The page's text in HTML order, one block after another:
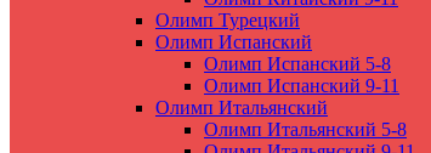
Олимп Турецкий
Олимп Испанский
Олимп Испанский 5-8
Олимп Испанский 9-11
Олимп Итальянский
Олимп Итальянский 5-8